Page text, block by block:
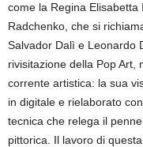
come la Regina Elisabetta
Radchenko, che si
Salvador Dalì e Leonardo
rivisitazione della Pop Art,
corrente artistica: la sua
in digitale e rielaborato
tecnica che relega il
pittorica. Il lavoro di